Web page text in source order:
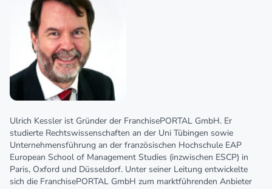
Ulrich Kessler ist Gründer der FranchisePORTAL GmbH. Er
studierte Rechtswissenschaften an der Uni Tübingen sowie
Unternehmensführung an der französischen Hochschule EAP
European School of Management Studies (inzwischen ESCP) in
Paris, Oxford und Düsseldorf. Unter seiner Leitung entwickelte
sich die FranchisePORTAL GmbH zum marktführenden Anbieter